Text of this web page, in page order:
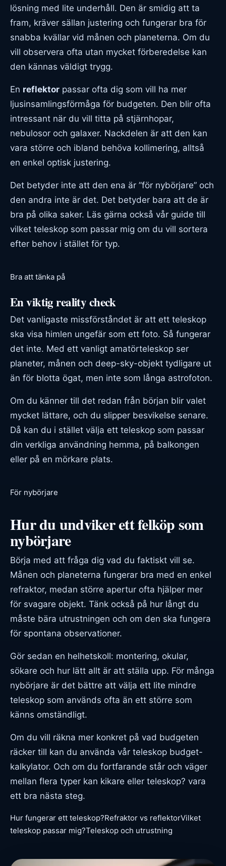
lösning med lite underhåll. Den är smidig att ta
fram, kräver sällan justering och fungerar bra för
snabba kvällar vid månen och planeterna. Om du
vill observera ofta utan mycket förberedelse kan
den kännas väldigt trygg.
En reflektor passar ofta dig som vill ha mer
ljusinsamlingsförmåga för budgeten. Den blir ofta
intressant när du vill titta på stjärnhopar,
nebulosor och galaxer. Nackdelen är att den kan
vara större och ibland behöva kollimering, alltså
en enkel optisk justering.
Det betyder inte att den ena är ”för nybörjare” och
den andra inte är det. Det betyder bara att de är
bra på olika saker. Läs gärna också vår guide till
vilket teleskop som passar mig om du vill sortera
efter behov i stället för typ.
Bra att tänka på
En viktig reality check
Det vanligaste missförståndet är att ett teleskop
ska visa himlen ungefär som ett foto. Så fungerar
det inte. Med ett vanligt amatörteleskop ser
planeter, månen och deep-sky-objekt tydligare ut
än för blotta ögat, men inte som långa astrofoton.
Om du känner till det redan från början blir valet
mycket lättare, och du slipper besvikelse senare.
Då kan du i stället välja ett teleskop som passar
din verkliga användning hemma, på balkongen
eller på en mörkare plats.
För nybörjare
Hur du undviker ett felköp som
nybörjare
Börja med att fråga dig vad du faktiskt vill se.
Månen och planeterna fungerar bra med en enkel
refraktor, medan större apertur ofta hjälper mer
för svagare objekt. Tänk också på hur långt du
måste bära utrustningen och om den ska fungera
för spontana observationer.
Gör sedan en helhetskoll: montering, okular,
sökare och hur lätt allt är att ställa upp. För många
nybörjare är det bättre att välja ett lite mindre
teleskop som används ofta än ett större som
känns omständligt.
Om du vill räkna mer konkret på vad budgeten
räcker till kan du använda vår teleskop budget-
kalkylator. Och om du fortfarande står och väger
mellan flera typer kan kikare eller teleskop? vara
ett bra nästa steg.
Hur fungerar ett teleskop?Refraktor vs reflektorVilket
teleskop passar mig?Teleskop och utrustning